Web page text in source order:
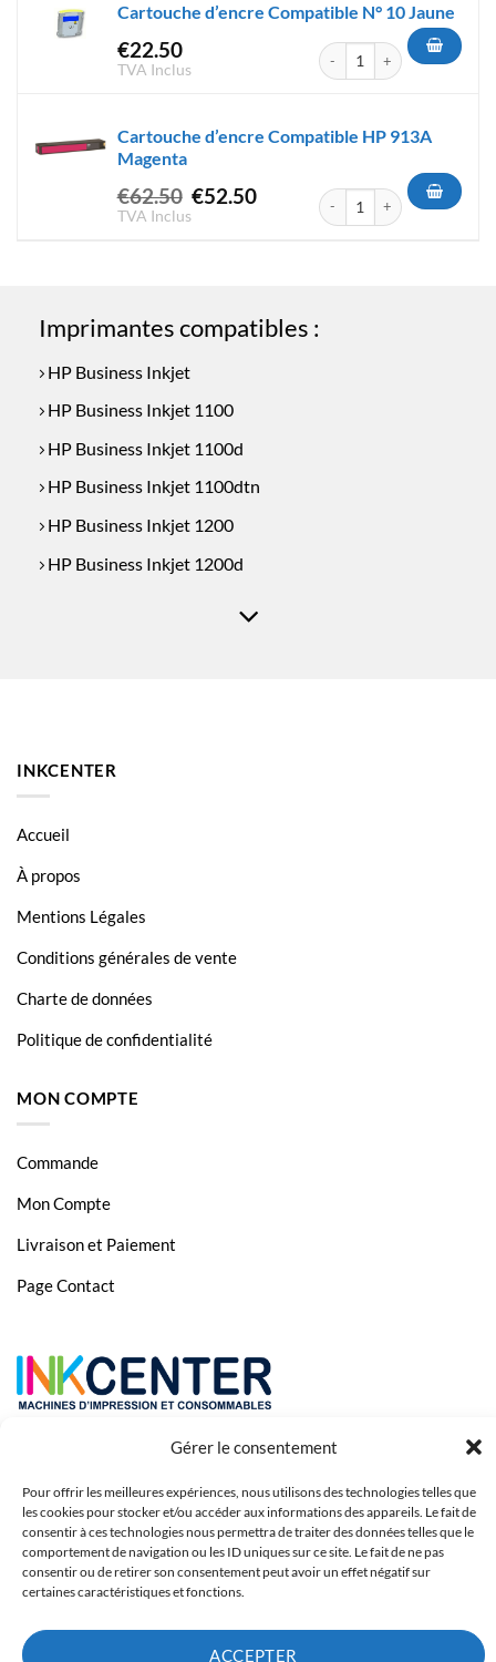
Gérer le consentement
Pour offrir les meilleures expériences, nous utilisons des technologies telles que
les cookies pour stocker et/ou accéder aux informations des appareils. Le fait de
consentir à ces technologies nous permettra de traiter des données telles que le
comportement de navigation ou les ID uniques sur ce site. Le fait de ne pas
consentir ou de retirer son consentement peut avoir un effet négatif sur
certaines caractéristiques et fonctions.
ACCEPTER
Cartouche d’encre Compatible N° 10 Jaune
€22.50
TVA Inclus
quantité de Cartouche
Cartouche d’encre Compatible HP 913A
Magenta
€62.50 Le
€52.50Le
TVA Inclus
quantité de Cartouche
Imprimantes compatibles :
HP Business Inkjet
HP Business Inkjet 1100
HP Business Inkjet 1100d
HP Business Inkjet 1100dtn
HP Business Inkjet 1200
HP Business Inkjet 1200d
HP Business Inkjet 2200xi
HP Business Inkjet 2230
HP Business Inkjet 2250
HP Business Inkjet 2250tn
HP Business Inkjet 2300n
HP Business Inkjet 2600dn
HP Business Inkjet 2800
HP Color Inkjet CP
HP Color Inkjet cp 1700
HP Color Inkjet cp 1700ps
HP DesignJet
HP DesignJet 100
HP OfficeJet
HP OfficeJet 9100
HP OfficeJet 9110
HP OfficeJet 9120
HP OfficeJet 9130
INKCENTER
Accueil
À propos
Mentions Légales
Conditions générales de vente
Charte de données
Politique de confidentialité
MON COMPTE
Commande
Mon Compte
Livraison et Paiement
Page Contact
Copyright 2023 © Inkcenter - Webdesign by